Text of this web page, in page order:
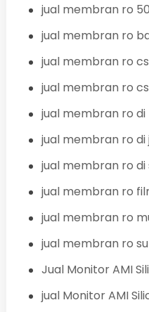
jual membran ro
jual membran ro
jual membran ro
jual membran ro
jual membran ro di
jual membran ro
jual membran ro di
jual membran ro
jual membran ro
jual membran ro
Jual Monitor AMI
jual Monitor AMI